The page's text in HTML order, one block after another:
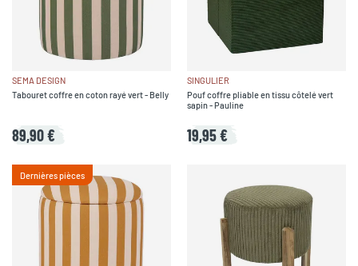
SEMA DESIGN
Tabouret coffre en coton rayé vert - Belly
89,90 €
SINGULIER
Pouf coffre pliable en tissu côtelé vert
sapin - Pauline
19,95 €
Dernières pièces